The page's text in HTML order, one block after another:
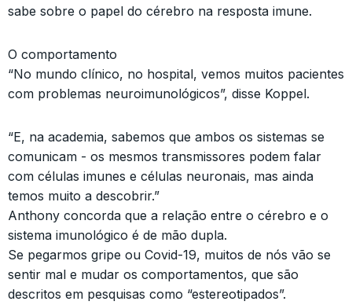
sabe sobre o papel do cérebro na resposta imune.
O comportamento
“No mundo clínico, no hospital, vemos muitos pacientes
com problemas neuroimunológicos”, disse Koppel.
“E, na academia, sabemos que ambos os sistemas se
comunicam - os mesmos transmissores podem falar
com células imunes e células neuronais, mas ainda
temos muito a descobrir.”
Anthony concorda que a relação entre o cérebro e o
sistema imunológico é de mão dupla.
Se pegarmos gripe ou Covid-19, muitos de nós vão se
sentir mal e mudar os comportamentos, que são
descritos em pesquisas como “estereotipados”.